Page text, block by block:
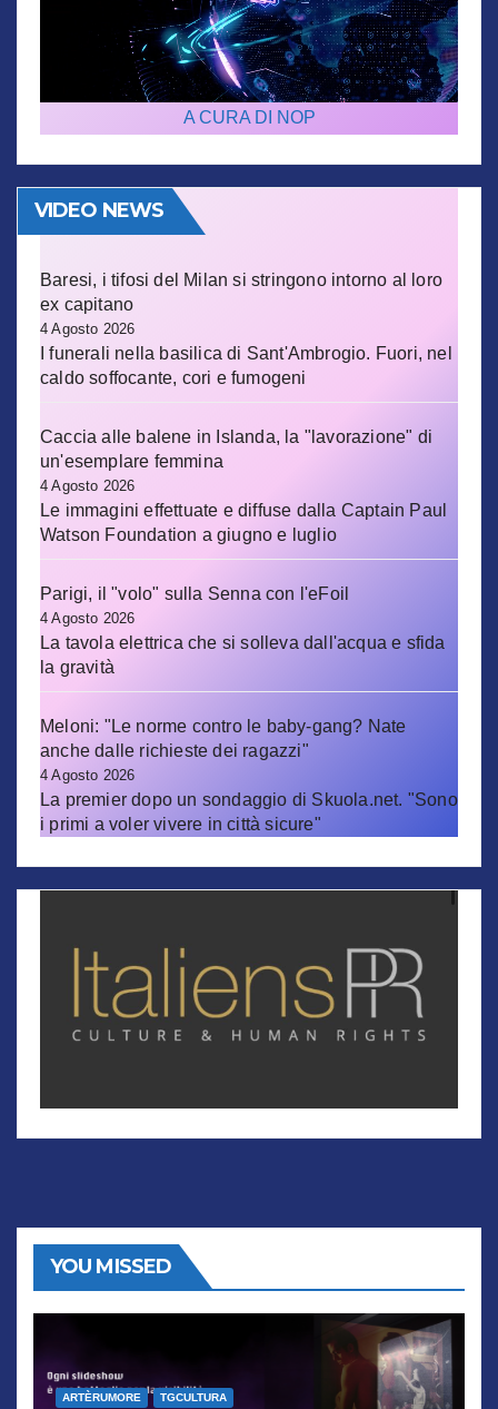
A CURA DI NOP
VIDEO NEWS
Baresi, i tifosi del Milan si stringono intorno al loro
ex capitano
4 Agosto 2026
I funerali nella basilica di Sant'Ambrogio. Fuori, nel
caldo soffocante, cori e fumogeni
Caccia alle balene in Islanda, la "lavorazione" di
un'esemplare femmina
4 Agosto 2026
Le immagini effettuate e diffuse dalla Captain Paul
Watson Foundation a giugno e luglio
Parigi, il "volo" sulla Senna con l'eFoil
4 Agosto 2026
La tavola elettrica che si solleva dall'acqua e sfida
la gravità
Meloni: "Le norme contro le baby-gang? Nate
anche dalle richieste dei ragazzi"
4 Agosto 2026
La premier dopo un sondaggio di Skuola.net. "Sono
i primi a voler vivere in città sicure"
YOU MISSED
ARTÈRUMORE TGCULTURA